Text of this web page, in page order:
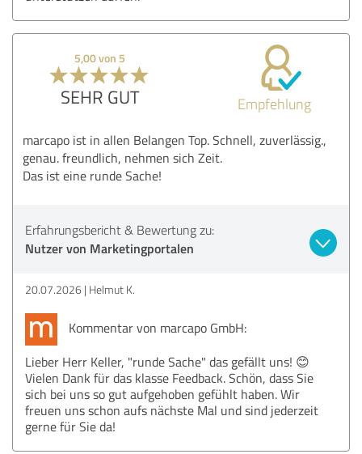
5,00 von 5
SEHR GUT Empfehlung
marcapo ist in allen Belangen Top. Schnell, zuverlässig.,
genau. freundlich, nehmen sich Zeit.
Das ist eine runde Sache!
Erfahrungsbericht & Bewertung zu:
Nutzer von Marketingportalen
20.07.2026 Helmut K.
Kommentar von marcapo GmbH:
Lieber Herr Keller, "runde Sache" das gefällt uns! 😊
Vielen Dank für das klasse Feedback. Schön, dass Sie
sich bei uns so gut aufgehoben gefühlt haben. Wir
freuen uns schon aufs nächste Mal und sind jederzeit
gerne für Sie da!